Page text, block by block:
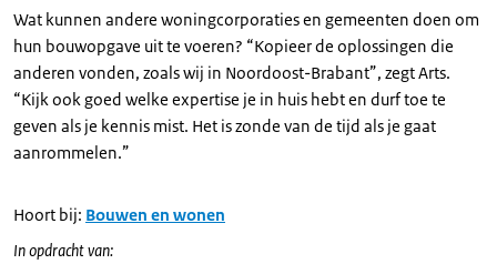
Wat kunnen andere woningcorporaties en gemeenten doen om
hun bouwopgave uit te voeren? “Kopieer de oplossingen die
anderen vonden, zoals wij in Noordoost-Brabant”, zegt Arts.
“Kijk ook goed welke expertise je in huis hebt en durf toe te
geven als je kennis mist. Het is zonde van de tijd als je gaat
aanrommelen.”
Hoort bij: Bouwen en wonen
In opdracht van: